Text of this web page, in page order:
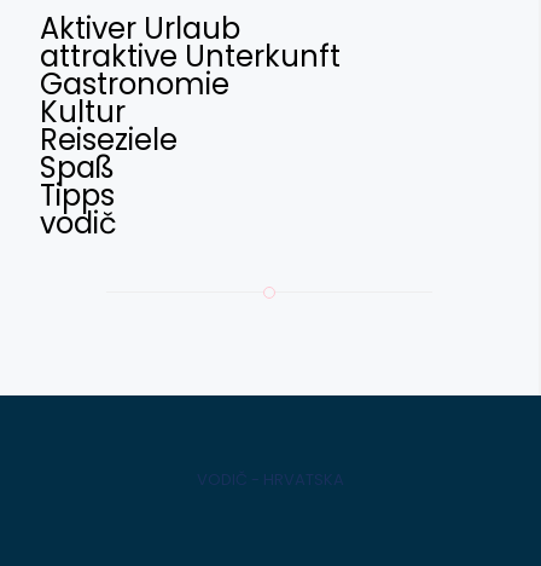
Aktiver Urlaub
attraktive Unterkunft
Gastronomie
Kultur
Reiseziele
Spaß
Tipps
vodič
VODIČ - HRVATSKA